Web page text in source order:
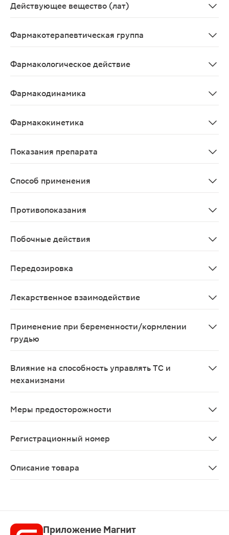
Действующее вещество (лат)
Фармакотерапевтическая группа
Фармакологическое действие
Фармакодинамика
Фармакокинетика
Показания препарата
Способ применения
Противопоказания
Побочные действия
Передозировка
Лекарственное взаимодействие
Применение при беременности/кормлении
грудью
Влияние на способность управлять ТС и
механизмами
Меры предосторожности
Регистрационный номер
Описание товара
Приложение Магнит